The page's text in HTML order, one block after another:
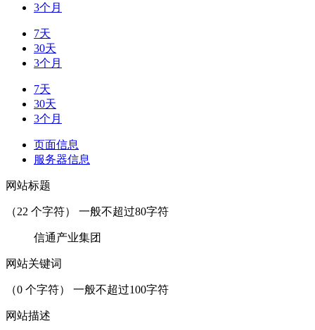
3个月
7天
30天
3个月
7天
30天
3个月
页面信息
服务器信息
网站标题
（22 个字符） 一般不超过80字符
信通产业集团
网站关键词
（0 个字符） 一般不超过100字符
网站描述